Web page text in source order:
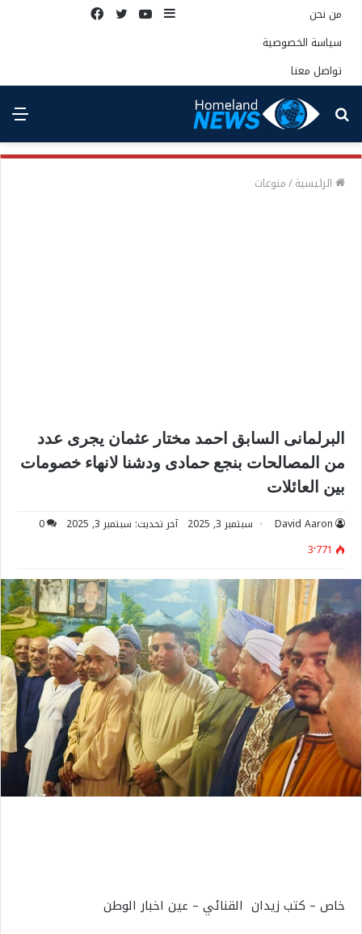
من نحن
سياسة الخصوصية
تواصل معنا
إضافة يوتيوبتويتر
بحث
عن
الرئيسية/منوعات
البرلمانى السابق احمد مختار عثمان يجرى عدد
من المصالحات بنجع حمادى ودشنا لانهاء خصومات
بين العائلات
David Aaron سبتمبر 3, 2025 آخر تحديث: سبتمبر 3, 2025
0
3٬771
خاص – كتب زيدان القنائي – عين اخبار الوطن